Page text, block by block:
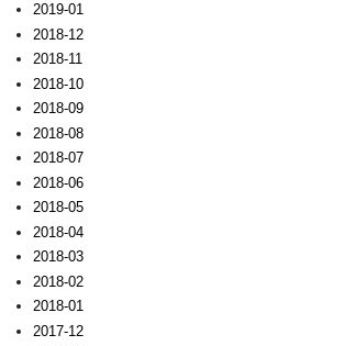
2019-01
2018-12
2018-11
2018-10
2018-09
2018-08
2018-07
2018-06
2018-05
2018-04
2018-03
2018-02
2018-01
2017-12